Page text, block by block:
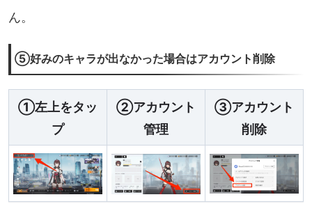
ん。
⑤好みのキャラが出なかった場合はアカウント削除
①左上をタッ
プ
②アカウント
管理
③アカウント
削除